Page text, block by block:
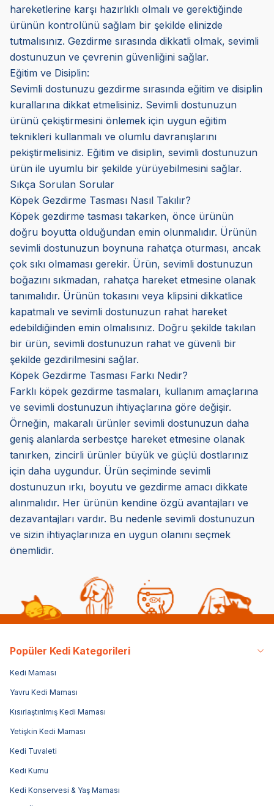
hareketlerine karşı hazırlıklı olmalı ve gerektiğinde
ürünün kontrolünü sağlam bir şekilde elinizde
tutmalısınız. Gezdirme sırasında dikkatli olmak, sevimli
dostunuzun ve çevrenin güvenliğini sağlar.
Eğitim ve Disiplin:
Sevimli dostunuzu gezdirme sırasında eğitim ve disiplin
kurallarına dikkat etmelisiniz. Sevimli dostunuzun
ürünü çekiştirmesini önlemek için uygun eğitim
teknikleri kullanmalı ve olumlu davranışlarını
pekiştirmelisiniz. Eğitim ve disiplin, sevimli dostunuzun
ürün ile uyumlu bir şekilde yürüyebilmesini sağlar.
Sıkça Sorulan Sorular
Köpek Gezdirme Tasması Nasıl Takılır?
Köpek gezdirme tasması takarken, önce ürünün
doğru boyutta olduğundan emin olunmalıdır. Ürünün
sevimli dostunuzun boynuna rahatça oturması, ancak
çok sıkı olmaması gerekir. Ürün, sevimli dostunuzun
boğazını sıkmadan, rahatça hareket etmesine olanak
tanımalıdır. Ürünün tokasını veya klipsini dikkatlice
kapatmalı ve sevimli dostunuzun rahat hareket
edebildiğinden emin olmalısınız. Doğru şekilde takılan
bir ürün, sevimli dostunuzun rahat ve güvenli bir
şekilde gezdirilmesini sağlar.
Köpek Gezdirme Tasması Farkı Nedir?
Farklı köpek gezdirme tasmaları, kullanım amaçlarına
ve sevimli dostunuzun ihtiyaçlarına göre değişir.
Örneğin, makaralı ürünler sevimli dostunuzun daha
geniş alanlarda serbestçe hareket etmesine olanak
tanırken, zincirli ürünler büyük ve güçlü dostlarınız
için daha uygundur. Ürün seçiminde sevimli
dostunuzun ırkı, boyutu ve gezdirme amacı dikkate
alınmalıdır. Her ürünün kendine özgü avantajları ve
dezavantajları vardır. Bu nedenle sevimli dostunuzun
ve sizin ihtiyaçlarınıza en uygun olanını seçmek
önemlidir.
Popüler Kedi Kategorileri
Kedi Maması
Yavru Kedi Maması
Kısırlaştırılmış Kedi Maması
Yetişkin Kedi Maması
Kedi Tuvaleti
Kedi Kumu
Kedi Konservesi & Yaş Maması